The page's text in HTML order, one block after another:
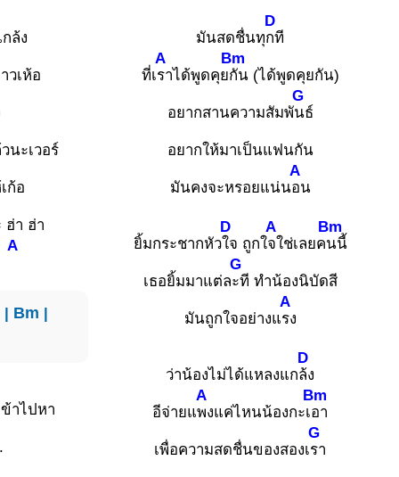
ล้ง
วเห้อ
นะเวอร์
ก้อ
ฮ่า ฮ่า
A
| Bm |
าไปหา
มันสดชื่นทุ
D
กที
ที่เ
A
ราได้พูดคุย
Bm
กัน (ได้พูดคุยกัน)
อยากสานความสัมพั
G
นธ์
อยากให้มาเป็นแฟนกัน
มันคงจะหรอยแน่น
A
อน
ยิ้มกระชากหัว
D
ใจ ถูกใ
A
จใช่เลยค
Bm
นนี้
เธอยิ้มมาแต่ล
G
ะที ทำน้องนิบัดสี
มันถูกใจอย่างแ
A
รง
ว่าน้องไม่ได้แหลงแก
D
ล้ง
อีจ่ายแ
A
พงแค่ไหนน้องกะเ
Bm
อา
เพื่อความสดชื่นของสองเ
G
รา